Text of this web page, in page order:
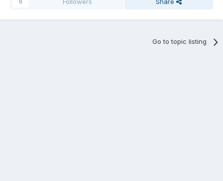
Share
Followers
0
Go to topic listing